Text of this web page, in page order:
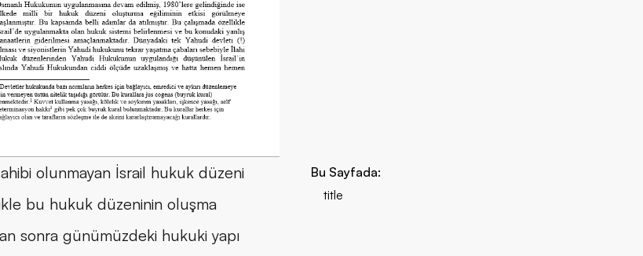
olunmayan İsrail hukuk düzeni
bu hukuk düzeninin oluşma
sonra günümüzdeki hukuki yapı
Bu Sayfada:
title